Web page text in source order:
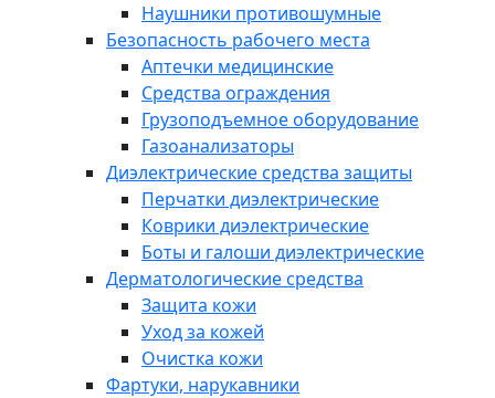
Наушники противошумные
Безопасность рабочего места
Аптечки медицинские
Средства ограждения
Грузоподъемное оборудование
Газоанализаторы
Диэлектрические средства защиты
Перчатки диэлектрические
Коврики диэлектрические
Боты и галоши диэлектрические
Дерматологические средства
Защита кожи
Уход за кожей
Очистка кожи
Фартуки, нарукавники